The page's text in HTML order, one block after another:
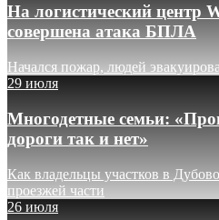
На логистический центр
совершена атака БПЛА
Начался пожар, людей
29 июля
Многодетные семьи:
дороги так и нет»
Как владельцы участков в
проезжей части
26 июля